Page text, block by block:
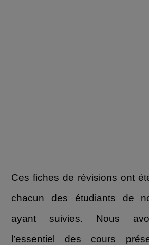
Ces fiches de révisions ont
chacun des étudiants de
ayant suivies. Nous
l’essentiel des cours